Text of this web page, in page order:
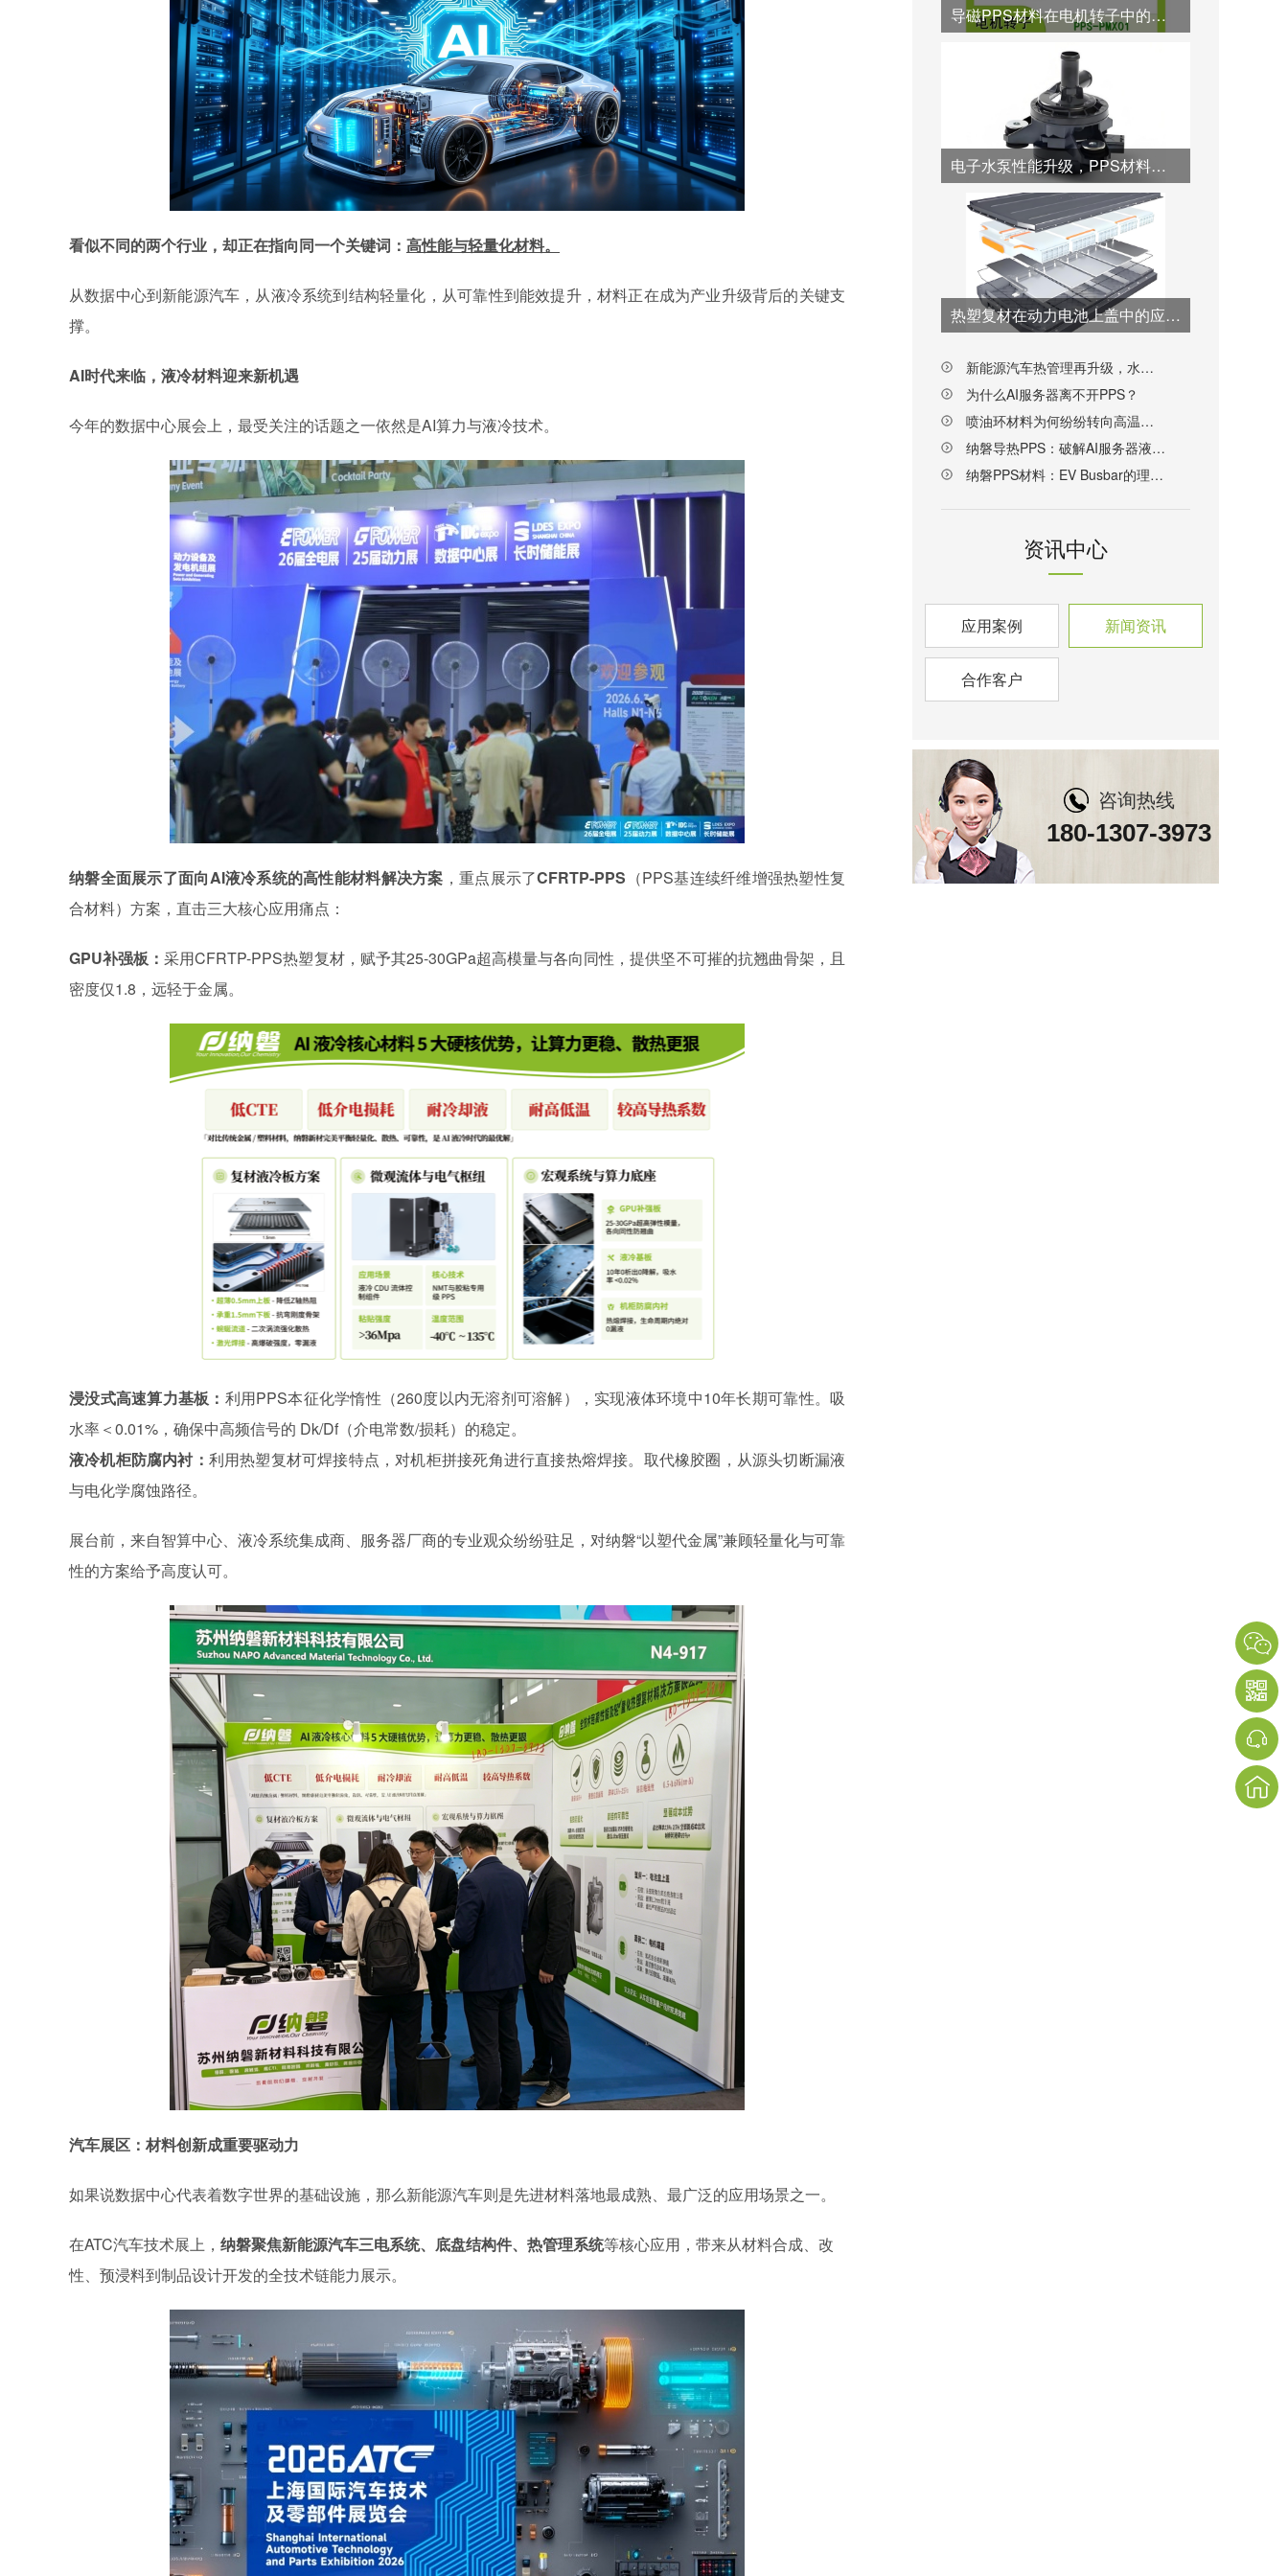
看似不同的两个行业，却正在指向同一个关键词： 高性能与轻量化材料。
从数据中心到新能源汽车，从液冷系统到结构轻量化，从可靠性到能效提升，材料正在成为产业升级背后的关键支
撑。
AI时代来临，液冷材料迎来新机遇
今年的数据中心展会上，最受关注的话题之一依然是AI算力与液冷技术。
纳磐全面展示了面向AI液冷系统的高性能材料解决方案 ，重点展示了CFRTP-PPS （PPS基连续纤维增强热塑性复
合材料）方案，直击三大核心应用痛点：
GPU补强板：采用CFRTP-PPS热塑复材，赋予其25-30GPa超高模量与各向同性，提供坚不可摧的抗翘曲骨架，且
密度仅1.8，远轻于金属。
浸没式高速算力基板： 利用PPS本征化学惰性（260度以内无溶剂可溶解），实现液体环境中10年长期可靠性。吸
水率＜0.01%，确保中高频信号的 Dk/Df（介电常数/损耗）的稳定。
液冷机柜防腐内衬： 利用热塑复材可焊接特点，对机柜拼接死角进行直接热熔焊接。取代橡胶圈，从源头切断漏液
与电化学腐蚀路径。
展台前，来自智算中心、液冷系统集成商、服务器厂商的专业观众纷纷驻足，对纳磐“以塑代金属”兼顾轻量化与可靠
性的方案给予高度认可。
汽车展区： 材料创新成重要驱动力
如果说数据中心代表着数字世界的基础设施，那么新能源汽车则是先进材料落地最成熟、最广泛的应用场景之一。
在ATC汽车技术展上， 纳磐聚焦新能源汽车三电系统、底盘结构件、热管理系统等核心应用，带来从材料合成、改
性、预浸料到制品设计开发的全技术链能力展示。
导磁PPS材料在电机转子中的优势应用
电子水泵性能升级，PPS材料从“转子”到“壳体”全面接棒
热塑复材在动力电池上盖中的应用突破与工艺创新
新能源汽车热管理再升级，水阀阀芯材料为何纷纷转向PPS？
为什么AI服务器离不开PPS？
喷油环材料为何纷纷转向高温尼龙PPA？
纳磐导热PPS：破解AI服务器液冷散热材料难题的新方案
纳磐PPS材料：EV Busbar的理想解决方案
资讯中心
应用案例 新闻资讯
合作客户
咨询热线
180-1307-3973